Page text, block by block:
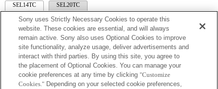
SEL14TC SEL20TC
SEL14TC
La distance focale et l'ouverture maximale pour le nom de l'objectif Exif seront
répertoriées à l'aide de valeurs d'agrandissement. Toutefois, lorsque les valeurs
d'ouverture multipliées par l'agrandissement sont supérieures ou égales à 10, elles ne
Sony uses Strictly Necessary Cookies to operate this
website. These cookies are essential, and will always
remain active. Sony also uses Optional Cookies to improve
site functionality, analyze usage, deliver advertisements and
interact with third parties. By using this site, you agree to
the placement of Optional Cookies. You can manage your
cookie preferences at any time by clicking "Customize
Cookies." Depending on your selected cookie preferences,